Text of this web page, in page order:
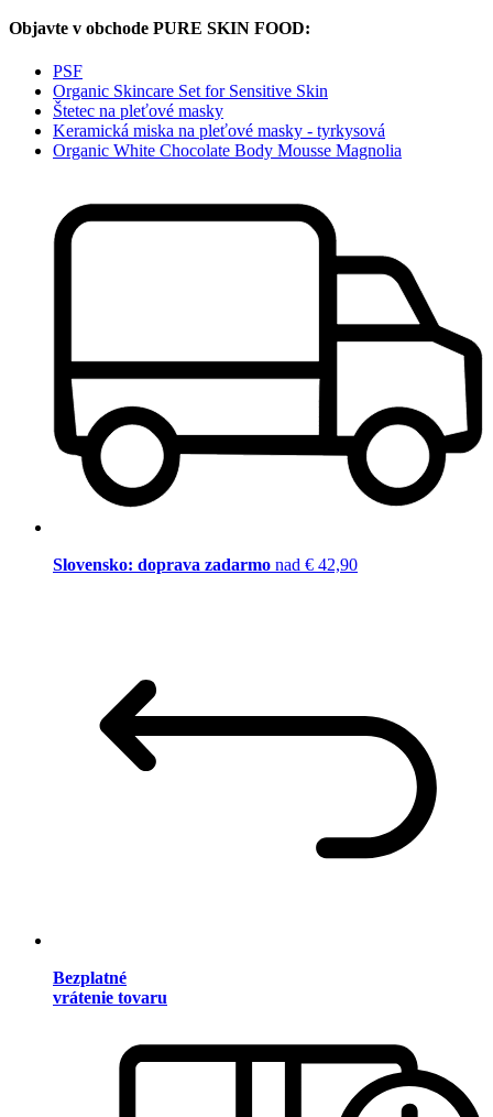
Objavte v obchode PURE SKIN FOOD:
PSF
Organic Skincare Set for Sensitive Skin
Štetec na pleťové masky
Keramická miska na pleťové masky - tyrkysová
Organic White Chocolate Body Mousse Magnolia
Slovensko: doprava zadarmo nad € 42,90
Bezplatné
vrátenie tovaru